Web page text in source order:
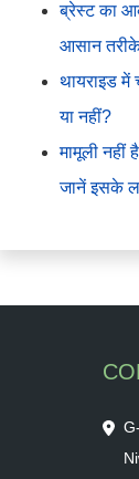
ब्रेस्ट का
आसान
थायराइड में
या नहीं?
मामूली नहीं
जानें इसके